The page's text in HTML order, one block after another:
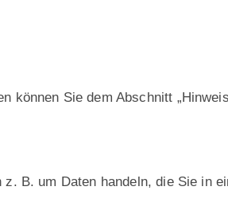
können Sie dem Abschnitt
B. um Daten handeln, die Sie in